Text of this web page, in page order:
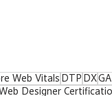
Web Vitals DTP DX
Designer